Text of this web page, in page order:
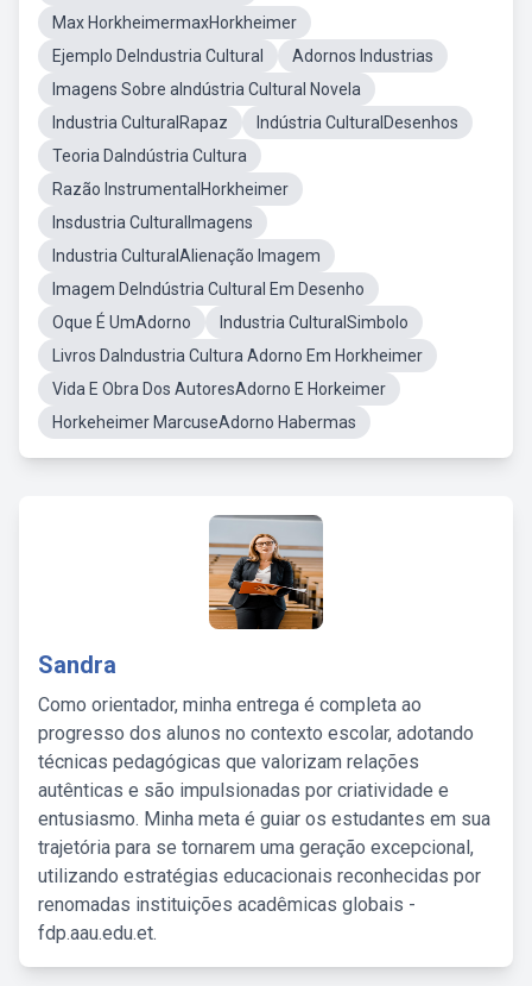
Max HorkheimermaxHorkheimer
Ejemplo DeIndustria Cultural
Adornos Industrias
Imagens Sobre aIndústria Cultural Novela
Industria CulturalRapaz
Indústria CulturalDesenhos
Teoria DaIndústria Cultura
Razão InstrumentalHorkheimer
Insdustria CulturalImagens
Industria CulturalAlienação Imagem
Imagem DeIndústria Cultural Em Desenho
Oque É UmAdorno
Industria CulturalSimbolo
Livros DaIndustria Cultura Adorno Em Horkheimer
Vida E Obra Dos AutoresAdorno E Horkeimer
Horkeheimer MarcuseAdorno Habermas
Sandra
Como orientador, minha entrega é completa ao
progresso dos alunos no contexto escolar, adotando
técnicas pedagógicas que valorizam relações
autênticas e são impulsionadas por criatividade e
entusiasmo. Minha meta é guiar os estudantes em sua
trajetória para se tornarem uma geração excepcional,
utilizando estratégias educacionais reconhecidas por
renomadas instituições acadêmicas globais -
fdp.aau.edu.et.